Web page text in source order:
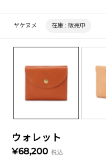
ウォレット
¥68,200 税込
ヤケヌメ 在庫 : 販売中